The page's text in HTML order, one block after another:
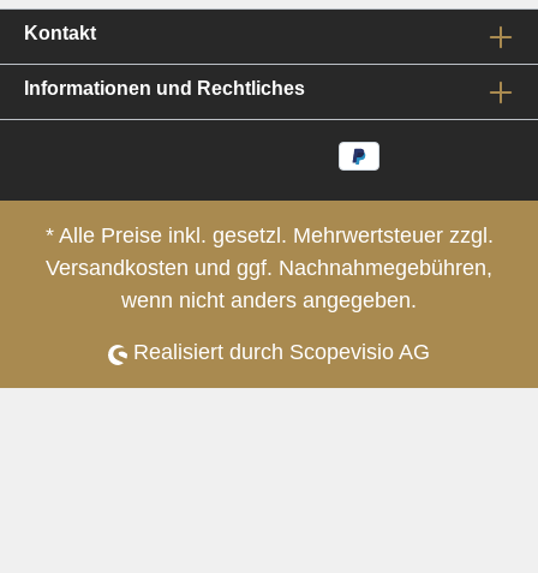
Kontakt
Informationen und Rechtliches
* Alle Preise inkl. gesetzl. Mehrwertsteuer zzgl.
Versandkosten und ggf. Nachnahmegebühren,
wenn nicht anders angegeben.
Realisiert durch Scopevisio AG